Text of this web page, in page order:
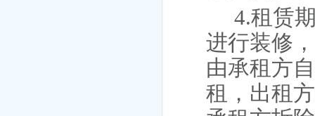
4.租赁
进行装修
由承租方
租，出租